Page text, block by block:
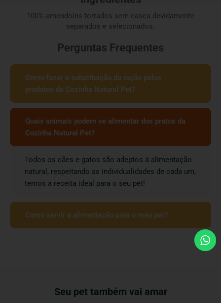
100% amendoins torrados sem casca devidamente
separados e selecionados.
Perguntas Frequentes
Como fazer a substituição da ração pelos
produtos da Cozinha Natural Pet?
Quais animais podem se alimentar dos pratos da
Cozinha Natural Pet?
Todos os cães e gatos são adeptos à alimentação
natural, respeitando as individualidades de cada um,
temos a receita ideal para o seu pet!
Como servir a alimentação para o meu pet?
Seu pet também vai amar